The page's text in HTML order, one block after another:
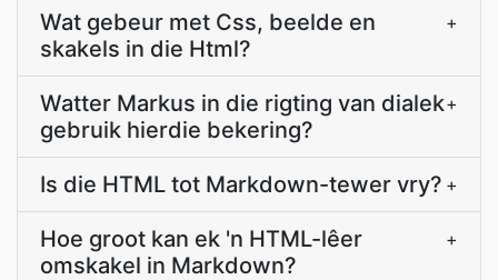
Wat gebeur met Css, beelde en
skakels in die Html?
+
Watter Markus in die rigting van dialek
gebruik hierdie bekering?
+
Is die HTML tot Markdown-tewer vry? +
Hoe groot kan ek 'n HTML-lêer
omskakel in Markdown?
+